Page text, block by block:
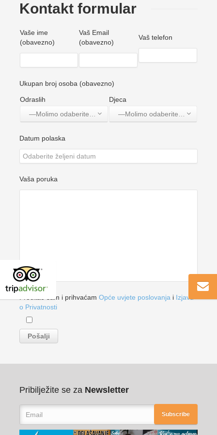
Kontakt formular
Vaše ime
(obavezno)
Vaš Email
(obavezno)
Vaš telefon
Ukupan broj osoba (obavezno)
Odraslih
Djeca
Datum polaska
Vaša poruka
Pročitao sam i prihvaćam Opće uvjete poslovanja i Izjavu
o Privatnosti
Pribilježite se za Newsletter
Subscribe